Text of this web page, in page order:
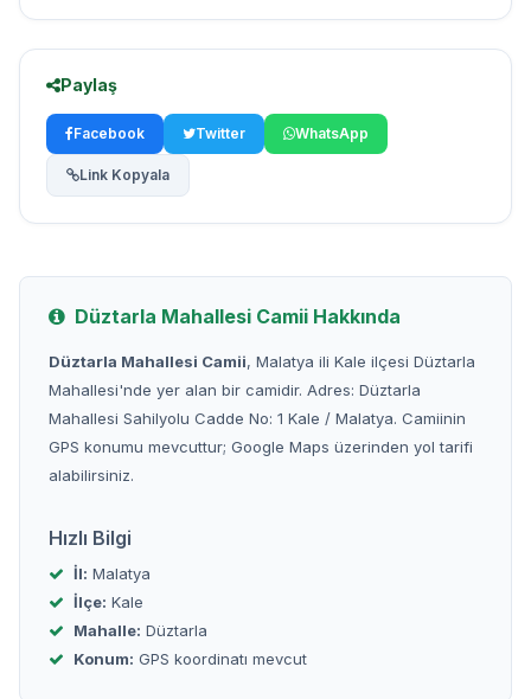
Paylaş
Facebook Twitter WhatsApp
Link Kopyala
Düztarla Mahallesi Camii Hakkında
Düztarla Mahallesi Camii, Malatya ili Kale ilçesi Düztarla
Mahallesi'nde yer alan bir camidir. Adres: Düztarla
Mahallesi Sahilyolu Cadde No: 1 Kale / Malatya. Camiinin
GPS konumu mevcuttur; Google Maps üzerinden yol tarifi
alabilirsiniz.
Hızlı Bilgi
İl: Malatya
İlçe: Kale
Mahalle: Düztarla
Konum: GPS koordinatı mevcut